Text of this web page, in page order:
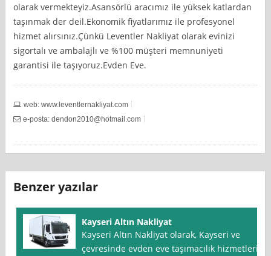
olarak vermekteyiz.Asansörlü aracımız ile yüksek katlardan
taşınmak der deil.Ekonomik fiyatlarımız ile profesyonel
hizmet alırsınız.Çünkü Leventler Nakliyat olarak evinizi
sigortalı ve ambalajlı ve %100 müşteri memnuniyeti
garantisi ile taşıyoruz.Evden Eve.
web: www.leventlernakliyat.com
e-posta:dendon2010@hotmail.com
Benzer yazılar
Kayseri Altın Nakliyat
Kayseri Altın Nakliyat olarak, Kayseri ve
çevresinde evden eve taşımacılık hizmetleri